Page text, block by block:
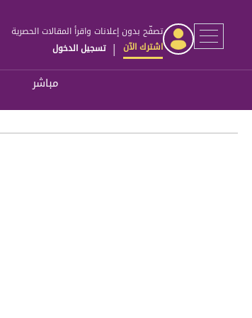
تصفّح بدون إعلانات واقرأ المقالات الحصرية
اشترك الآن | تسجيل الدخول
مباشر